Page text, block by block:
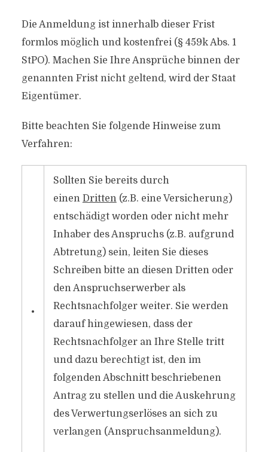
Die Anmeldung ist innerhalb dieser Frist
formlos möglich und kostenfrei (§ 459k Abs. 1
StPO). Machen Sie Ihre Ansprüche binnen der
genannten Frist nicht geltend, wird der Staat
Eigentümer.
Bitte beachten Sie folgende Hinweise zum
Verfahren:
•
Sollten Sie bereits durch
einen Dritten(z.B. eine Versicherung)
entschädigt worden oder nicht mehr
Inhaber des Anspruchs (z.B. aufgrund
Abtretung) sein, leiten Sie dieses
Schreiben bitte an diesen Dritten oder
den Anspruchserwerber als
Rechtsnachfolger weiter. Sie werden
darauf hingewiesen, dass der
Rechtsnachfolger an Ihre Stelle tritt
und dazu berechtigt ist, den im
folgenden Abschnitt beschriebenen
Antrag zu stellen und die Auskehrung
des Verwertungserlöses an sich zu
verlangen (Anspruchsanmeldung).